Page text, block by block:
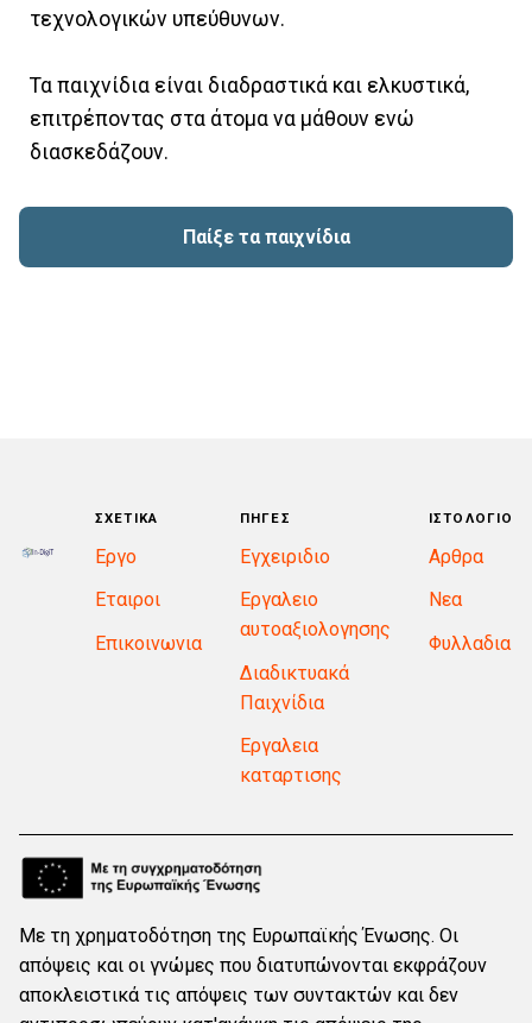
τεχνολογικών υπεύθυνων.
Τα παιχνίδια είναι διαδραστικά και ελκυστικά,
επιτρέποντας στα άτομα να μάθουν ενώ
διασκεδάζουν.
Παίξε τα παιχνίδια
ΣΧΕΤΙΚΑ
Εργο
Εταιροι
Επικοινωνια
ΠΗΓΕΣ
Εγχειριδιο
Εργαλειο
αυτοαξιολογησης
Διαδικτυακά
Παιχνίδια
Εργαλεια
καταρτισης
ΙΣΤΟΛΟΓΙΟ
Αρθρα
Νεα
Φυλλαδια
Με τη χρηματοδότηση της Ευρωπαϊκής Ένωσης. Οι
απόψεις και οι γνώμες που διατυπώνονται εκφράζουν
αποκλειστικά τις απόψεις των συντακτών και δεν